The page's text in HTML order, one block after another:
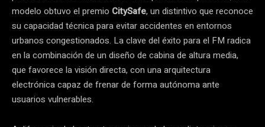
modelo obtuvo el premio CitySafe, un distintivo que reconoce
su capacidad técnica para evitar accidentes en entornos
urbanos congestionados. La clave del éxito para el FM radica
en la combinación de un diseño de cabina de altura media,
que favorece la visión directa, con una arquitectura
electrónica capaz de frenar de forma autónoma ante
usuarios vulnerables.